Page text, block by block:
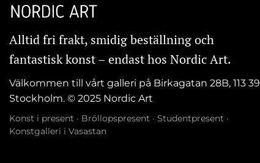
Alltid fri frakt, smidig beställning och
fantastisk konst – endast hos Nordic Art.
Välkommen till vårt galleri på Birkagatan 28B, 113 39
Stockholm. © 2025 Nordic Art
Konst i present · Bröllopspresent · Studentpresent ·
Konstgalleri i Vasastan